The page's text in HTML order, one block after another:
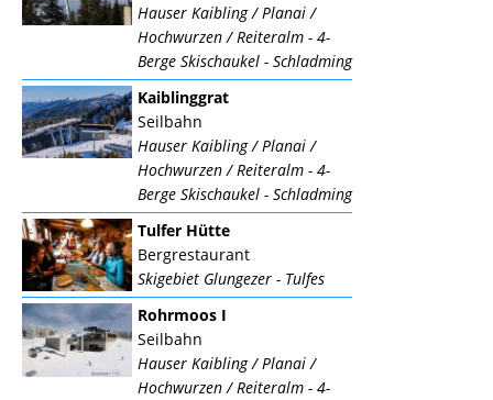
Hauser Kaibling / Planai /
Hochwurzen / Reiteralm - 4-
Berge Skischaukel - Schladming
Kaiblinggrat
Seilbahn
Hauser Kaibling / Planai /
Hochwurzen / Reiteralm - 4-
Berge Skischaukel - Schladming
Tulfer Hütte
Bergrestaurant
Skigebiet Glungezer - Tulfes
Rohrmoos I
Seilbahn
Hauser Kaibling / Planai /
Hochwurzen / Reiteralm - 4-